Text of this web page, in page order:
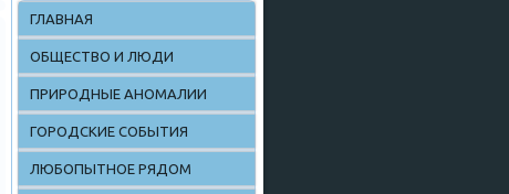
ГЛАВНАЯ
ОБЩЕСТВО И ЛЮДИ
ПРИРОДНЫЕ АНОМАЛИИ
ГОРОДСКИЕ СОБЫТИЯ
ЛЮБОПЫТНОЕ РЯДОМ